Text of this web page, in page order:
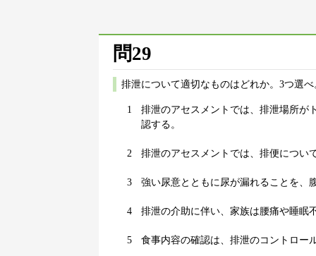
問29
排泄について適切なものはどれか。3つ選べ
1
排泄のアセスメントでは、排泄場所が
認する。
2 排泄のアセスメントでは、排便につい
3 強い尿意とともに尿が漏れることを、
4 排泄の介助に伴い、家族は腰痛や睡眠
5 食事内容の確認は、排泄のコントロー